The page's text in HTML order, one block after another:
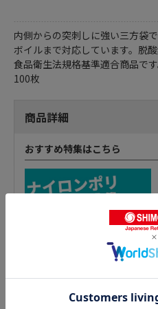
内側からの突刺しに強い三方
ボイルまで対応しています。脱
食品衛生法規格基準適合商品で
100枚
商品詳細
おすすめ特集はこちら